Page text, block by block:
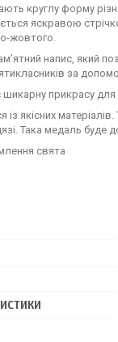
круглу форму
яскравою
жовтого.
напис, який
за
прикрасу
якісних
Така медаль буде
свята